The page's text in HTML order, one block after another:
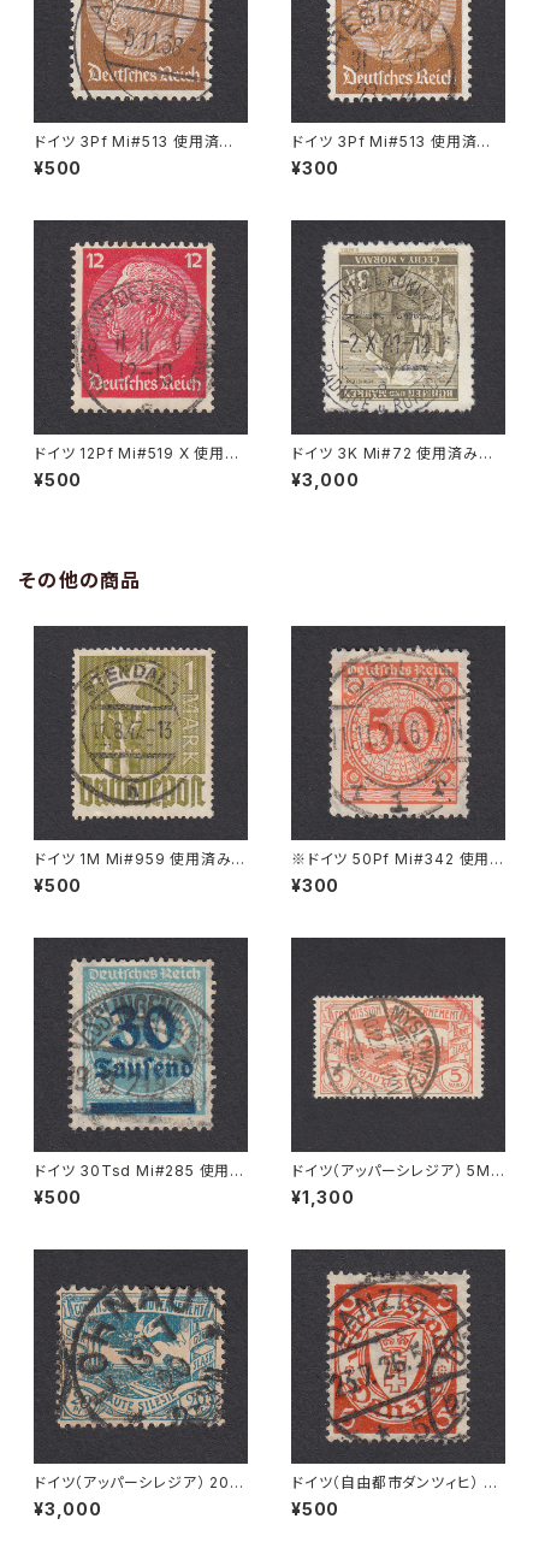
ドイツ 3Pf Mi#513 使用済み
切手｜ASCHAFFENBURG 5.1
1.1936
¥500
ドイツ 3Pf Mi#513 使用済み
切手｜DRESDEN 31.5.1935
¥300
ドイツ 12Pf Mi#519 X 使用済
み切手｜WESERMÜNDE-GE
ESTEMÜNDE 11.11.1939
¥500
ドイツ 3K Mi#72 使用済み切
手｜RADNITZ b. ROKITZAN
2.X.1941
¥3,000
その他の商品
ドイツ 1M Mi#959 使用済み切
手｜STENDAL 11.8.1947
¥500
※ドイツ 50Pf Mi#342 使用済
み切手｜CÖLN 11.11.1925
¥300
ドイツ 30Tsd Mi#285 使用済
み切手｜ESSLINGEN (Necka
r) 19.9.1923
¥500
ドイツ（アッパーシレジア） 5M
Mi#29 使用済み切手｜MYSL
OWITZ 10.12.1921
¥1,300
ドイツ（アッパーシレジア） 20Pf
Mi#18 使用済み切手｜LOHN
AU 13.7.1920
¥3,000
ドイツ（自由都市ダンツィヒ） 5P
f Mi#193 使用済み切手｜DA
NZIG 23.7.1926
¥500